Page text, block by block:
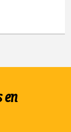
en